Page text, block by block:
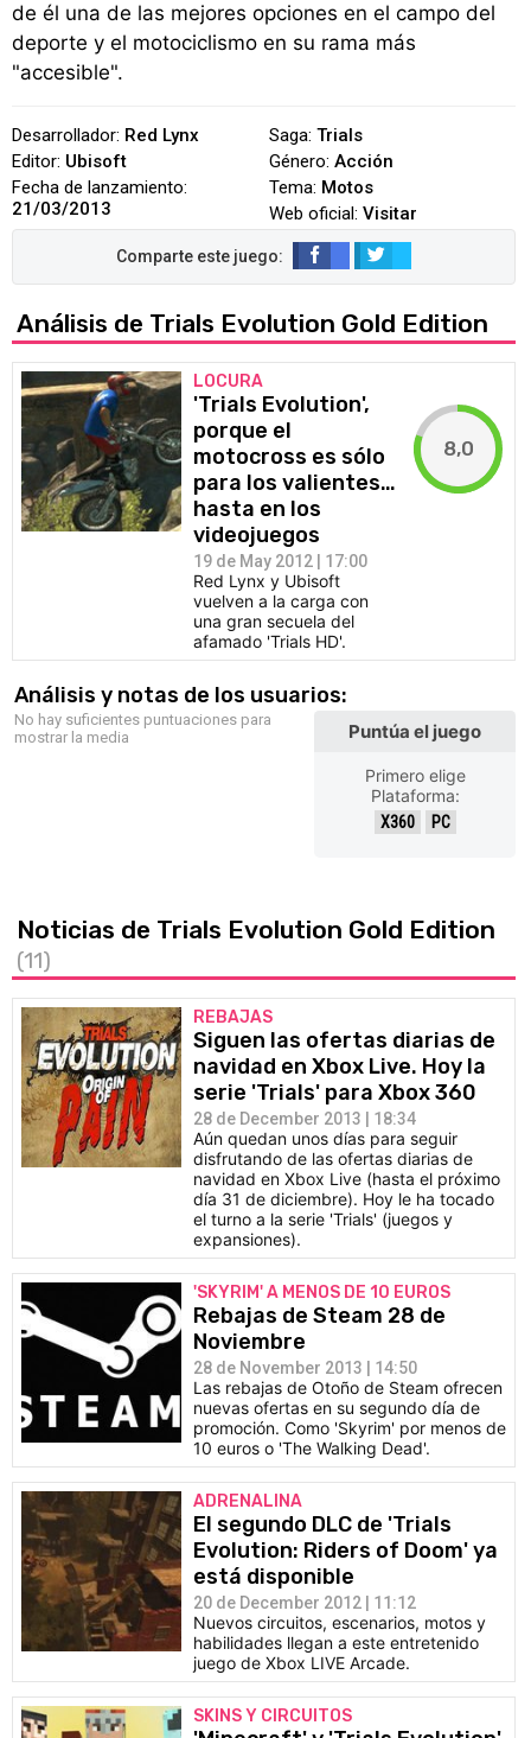
de él una de las mejores opciones en el campo del
deporte y el motociclismo en su rama más
"accesible".
Desarrollador: Red Lynx
Editor: Ubisoft
Fecha de lanzamiento:
21/03/2013
Saga: Trials
Género: Acción
Tema: Motos
Web oficial: Visitar
Análisis de Trials Evolution Gold Edition
LOCURA
'Trials Evolution',
porque el
motocross es sólo
para los valientes…
hasta en los
videojuegos
19 de May 2012 | 17:00
Red Lynx y Ubisoft
vuelven a la carga con
una gran secuela del
afamado 'Trials HD'.
8,0
Análisis y notas de los usuarios:
No hay suficientes puntuaciones para
mostrar la media
Puntúa el juego
Primero elige
Plataforma:
X360 PC
Noticias de Trials Evolution Gold Edition
(11)
REBAJAS
Siguen las ofertas diarias de
navidad en Xbox Live. Hoy la
serie 'Trials' para Xbox 360
28 de December 2013 | 18:34
Aún quedan unos días para seguir
disfrutando de las ofertas diarias de
navidad en Xbox Live (hasta el próximo
día 31 de diciembre). Hoy le ha tocado
el turno a la serie 'Trials' (juegos y
expansiones).
'SKYRIM' A MENOS DE 10 EUROS
Rebajas de Steam 28 de
Noviembre
28 de November 2013 | 14:50
Las rebajas de Otoño de Steam ofrecen
nuevas ofertas en su segundo día de
promoción. Como 'Skyrim' por menos de
10 euros o 'The Walking Dead'.
ADRENALINA
El segundo DLC de 'Trials
Evolution: Riders of Doom' ya
está disponible
20 de December 2012 | 11:12
Nuevos circuitos, escenarios, motos y
habilidades llegan a este entretenido
juego de Xbox LIVE Arcade.
SKINS Y CIRCUITOS